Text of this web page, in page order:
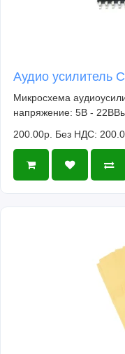
Аудио усилитель
Микросхема
напряжение: 5В -
200.00р. Без НДС: